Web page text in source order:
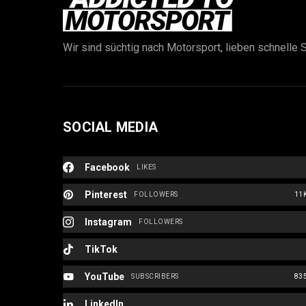
Wir sind süchtig nach Motorsport, lieben schnelle
SOCIAL MEDIA
Facebook LIKES
Pinterest FOLLOWERS
Instagram FOLLOWERS
TikTok
YouTube 835
SUBSCRIBERS